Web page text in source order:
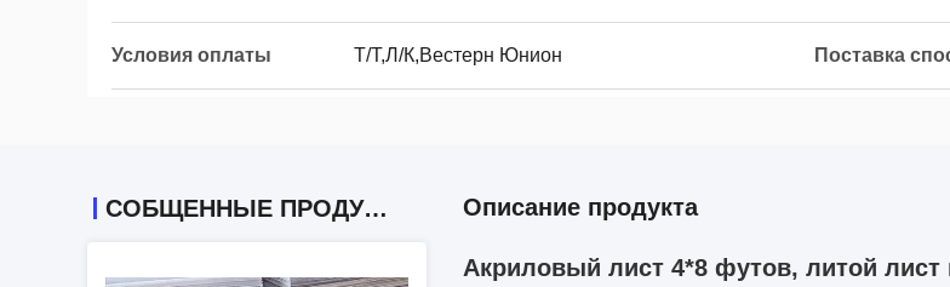
Условия оплаты Т/Т,Л/К,Вестерн Юнион Поставка
СОБЩЕННЫЕ ПРОДУКТЫ Описание продукта
Акриловый лист 4*8 футов, литой